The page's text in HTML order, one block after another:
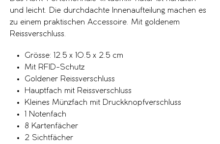
und leicht. Die durchdachte Innenaufteilung machen es
zu einem praktischen Accessoire. Mit goldenem
Reissverschluss.
Grösse: 12.5 x 10.5 x 2.5 cm
Mit RFID-Schutz
Goldener Reissverschluss
Hauptfach mit Reissverschluss
Kleines Münzfach mit Druckknopfverschluss
1 Notenfach
8 Kartenfächer
2 Sichtfächer